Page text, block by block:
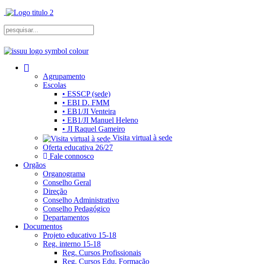
Agrupamento
Escolas
• ESSCP (sede)
• EBI D. FMM
• EB1/JI Venteira
• EB1/JI Manuel Heleno
• JI Raquel Gameiro
Visita virtual à sede
Oferta educativa 26/27
Fale connosco
Orgãos
Organograma
Conselho Geral
Direção
Conselho Administrativo
Conselho Pedagógico
Departamentos
Documentos
Projeto educativo 15-18
Reg. interno 15-18
Reg. Cursos Profissionais
Reg. Cursos Edu. Formação